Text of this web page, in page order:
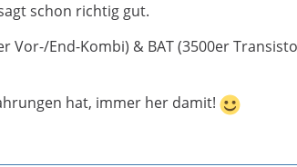
schon richtig gut.
Vor-/End-Kombi) & BAT (3500er
hat, immer her damit!